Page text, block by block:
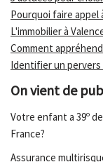
Pourquoi faire appel
L'immobilier à
Comment
Identifier un pervers
On vient de
Votre enfant a 39º
France?
Assurance